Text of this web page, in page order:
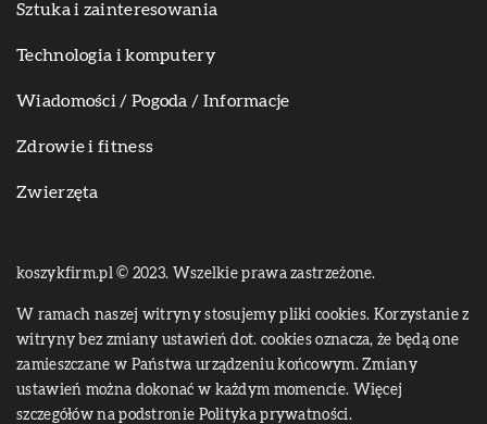
Sztuka i zainteresowania
Technologia i komputery
Wiadomości / Pogoda / Informacje
Zdrowie i fitness
Zwierzęta
koszykfirm.pl © 2023. Wszelkie prawa zastrzeżone.
W ramach naszej witryny stosujemy pliki cookies. Korzystanie z
witryny bez zmiany ustawień dot. cookies oznacza, że będą one
zamieszczane w Państwa urządzeniu końcowym. Zmiany
ustawień można dokonać w każdym momencie. Więcej
szczegółów na podstronie Polityka prywatności.